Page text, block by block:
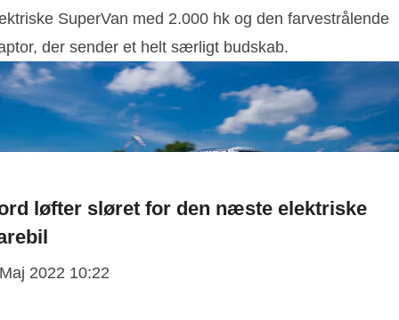
SuperVan med 2.000 hk og den farvestrålende
der sender et helt særligt budskab.
løfter sløret for den næste elektriske
2022 10:22